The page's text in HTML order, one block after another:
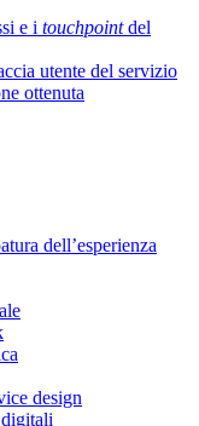
e i touchpointdel
utente del servizio
ottenuta
dell’esperienza
design